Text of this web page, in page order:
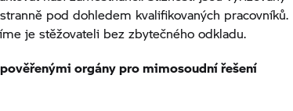
pod dohledem kvalifikovaných pracovníků.
je stěžovateli bez zbytečného odkladu.
orgány pro mimosoudní řešení